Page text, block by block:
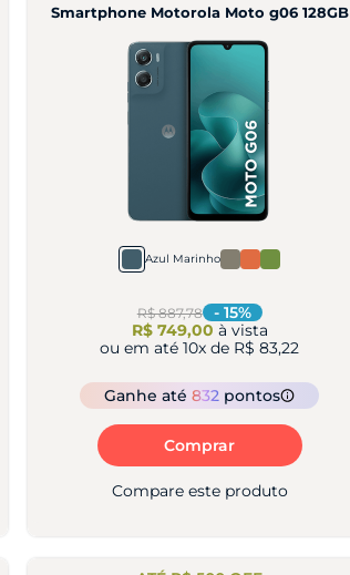
Smartphone Motorola Moto g06 128GB
Azul Marinho
R$ 887,78 - 15%
R$ 749,00 à vista
ou em até10x de R$ 83,22
Ganheaté 832 pontos
Comprar
Compare este produto